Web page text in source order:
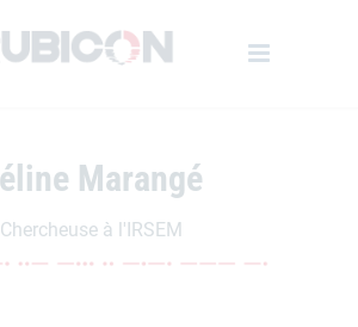
Marangé
Chercheuse à l'IRSEM